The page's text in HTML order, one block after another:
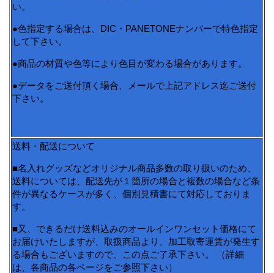
い。
●色指定する場合は、DIC・PANETONEナンバーで特色指定
して下さい。
●商品の材質や色等により色目が変わる場合があります。
●データをご送付頂く場合、メールで上記アドレス迄ご送付
下さい。
送料・配送について
■名入れグッズなどオリジナル商品多数の取り扱いのため、
送料については、配送先が１箇所の場合と複数の場合など条
件が異なるケースが多く、個別見積書にて対応しておりま
す。
■又、できるだけ送料込みのオールインワンセット価格にて
お届けいたしますが、取扱商品より、加工取寄運賃が発生す
る場合もございますので、この点ご了承下さい。 （詳細
は、各商品の各ページをご参照下さい）